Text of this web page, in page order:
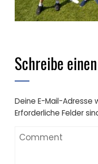
Schreibe
Deine E-Mail-
Erforderliche Felder